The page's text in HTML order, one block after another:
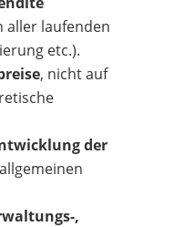
aller laufenden
etc.).
, nicht auf
der
,